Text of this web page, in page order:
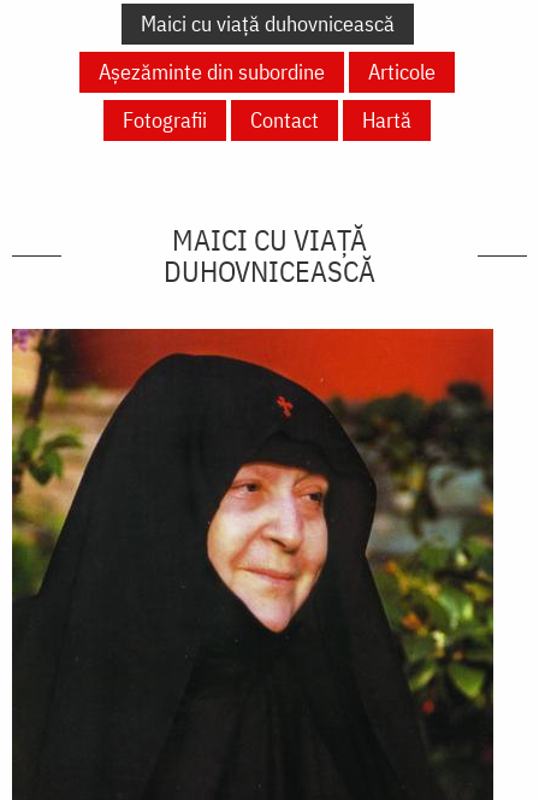
Maici cu viață duhovnicească
Așezăminte din subordine
Articole
Fotografii
Contact Hartă
MAICI CU VIAȚĂ
DUHOVNICEASCĂ